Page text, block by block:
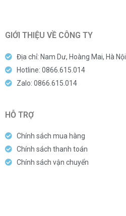
GIỚI THIỆU VỀ CÔNG TY
Địa chỉ: Nam Dư, Hoàng Mai, Hà Nội
Hotline: 0866.615.014
Zalo: 0866.615.014
HỖ TRỢ
Chính sách mua hàng
Chính sách thanh toán
Chính sách vận chuyển